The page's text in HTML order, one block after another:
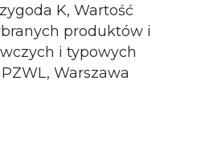
K, Wartość
produktów i
i typowych
Warszawa